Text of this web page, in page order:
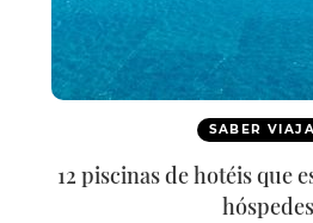
SABER
12 piscinas de hotéis que
hóspedes